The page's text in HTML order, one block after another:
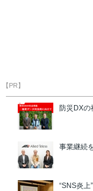
【PR】
防災DXの
事業継続
“SNS炎